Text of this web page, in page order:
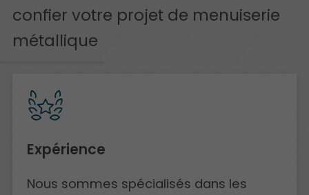
confier votre projet de menuiserie
métallique
Expérience
Nous sommes spécialisés dans les